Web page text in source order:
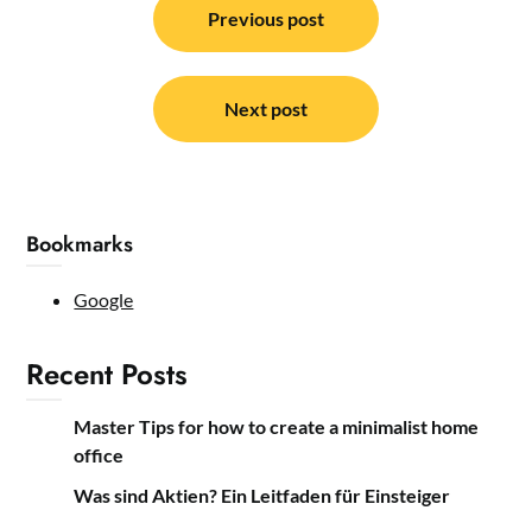
navigation
Previous post
Next post
Bookmarks
Google
Recent Posts
Master Tips for how to create a minimalist home
office
Was sind Aktien? Ein Leitfaden für Einsteiger